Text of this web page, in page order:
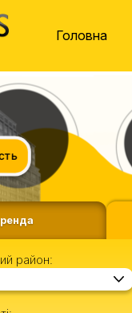
Головна
район: